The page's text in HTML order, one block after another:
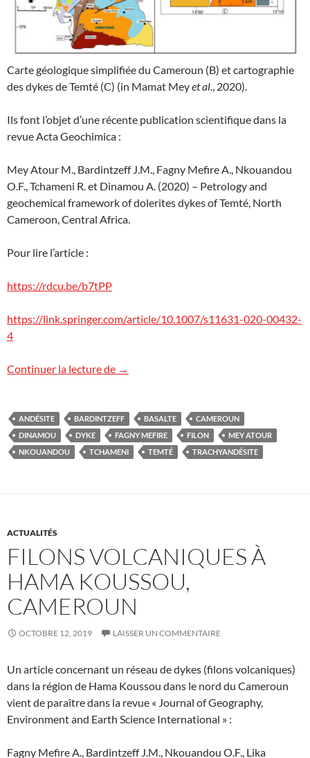
Carte géologique simplifiée du Cameroun (B) et cartographie
des dykes de Temté (C) (in Mamat Meyet al., 2020).
Ils font l’objet d’une récente publication scientifique dans la
revue Acta Geochimica :
Mey Atour M., Bardintzeff J.M., Fagny Mefire A., Nkouandou
O.F., Tchameni R. et Dinamou A. (2020) – Petrology and
geochemical framework of dolerites dykes of Temté, North
Cameroon, Central Africa.
Pour lire l’article :
https://rdcu.be/b7tPP
https://link.springer.com/article/10.1007/s11631-020-00432-
4
Continuer la lecture de Des dykes géants au Cameroun
→
ANDÉSITE BARDINTZEFF BASALTE
CAMEROUN
DINAMOU
DYKE FAGNY MEFIRE FILON
MEY ATOUR
NKOUANDOU
TCHAMENI TEMTÉ TRACHYANDÉSITE
ACTUALITÉS
FILONS VOLCANIQUES À
HAMA KOUSSOU,
CAMEROUN
OCTOBRE 12, 2019 LAISSER UN COMMENTAIRE
Un article concernant un réseau de dykes (filons volcaniques)
dans la région de Hama Koussou dans le nord du Cameroun
vient de paraître dans la revue « Journal of Geography,
Environment and Earth Science International » :
Fagny Mefire A., Bardintzeff J.M., Nkouandou O.F., Lika